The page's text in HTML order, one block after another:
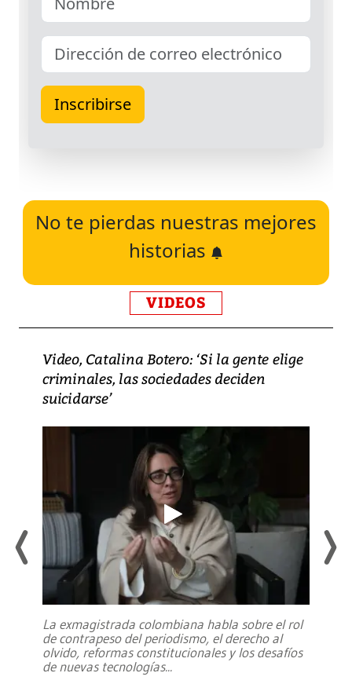
No te pierdas nuestras mejores
historias
VIDEOS
Video, Catalina Botero: ‘Si la gente elige
criminales, las sociedades deciden
suicidarse’
La exmagistrada colombiana habla sobre el rol
de contrapeso del periodismo, el derecho al
olvido, reformas constitucionales y los desafíos
de nuevas tecnologías...